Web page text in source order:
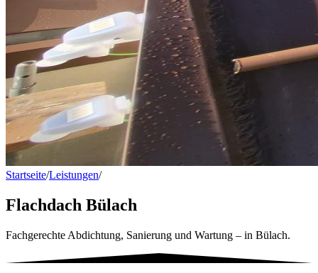
Startseite/Leistungen/Flachdach Bülach
Flachdach Bülach
Fachgerechte Abdichtung, Sanierung und Wartung – in Bülach.